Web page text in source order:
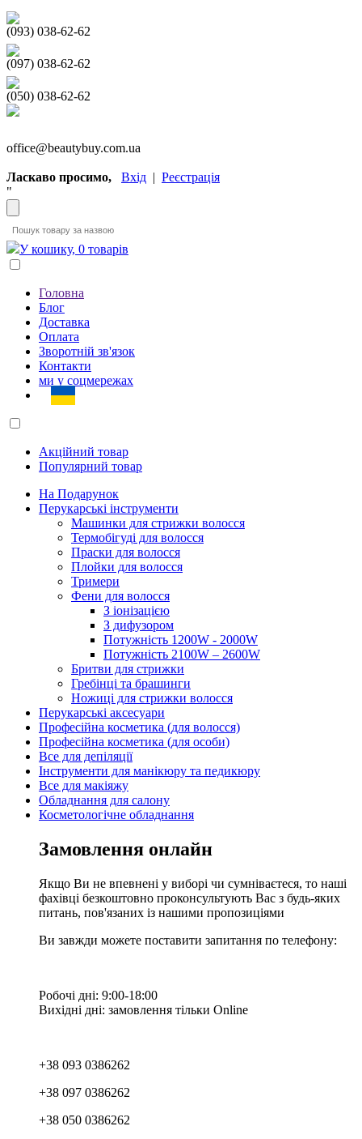
(093) 038-62-62
(097) 038-62-62
(050) 038-62-62
office@beautybuy.com.ua
Ласкаво просимо, Вхід | Реєстрація
"
У кошику, 0 товарів
Головна
Блог
Доставка
Оплата
Зворотній зв'язок
Контакти
ми у соцмережах
Акційний товар
Популярний товар
На Подарунок
Перукарські інструменти
Машинки для стрижки волосся
Термобігуді для волосся
Праски для волосся
Плойки для волосся
Тримери
Фени для волосся
З іонізацією
З дифузором
Потужність 1200W - 2000W
Потужність 2100W – 2600W
Бритви для стрижки
Гребінці та брашинги
Ножиці для стрижки волосся
Перукарські аксесуари
Професійна косметика (для волосся)
Професійна косметика (для особи)
Все для депіляції
Інструменти для манікюру та педикюру
Все для макіяжу
Обладнання для салону
Косметологічне обладнання
Замовлення онлайн
Якщо Ви не впевнені у виборі чи сумніваєтеся, то наші
фахівці безкоштовно проконсультують Вас з будь-яких
питань, пов'язаних із нашими пропозиціями
Ви завжди можете поставити запитання по телефону:
Робочі дні: 9:00-18:00
Вихідні дні: замовлення тільки Online
+38 093 0386262
+38 097 0386262
+38 050 0386262